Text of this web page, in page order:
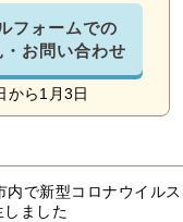
フォームでの
・お問い合わせ
から1月3日
内で新型コロナウイル
ました